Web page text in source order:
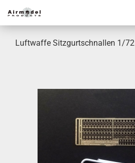
Luftwaffe Sitzgurtschnallen 1/72